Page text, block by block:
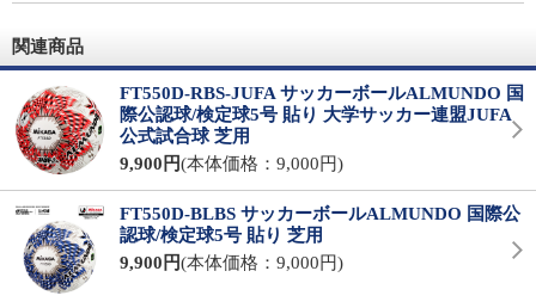
関連商品
FT550D-RBS-JUFA サッカーボールALMUNDO 国
際公認球/検定球5号 貼り 大学サッカー連盟JUFA
公式試合球 芝用
9,900円(本体価格：9,000円)
FT550D-BLBS サッカーボールALMUNDO 国際公
認球/検定球5号 貼り 芝用
9,900円(本体価格：9,000円)